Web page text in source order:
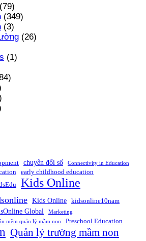
(79)
(349)
(3)
(26)
(1)
chuyển đổi số
Connectivity in Education
early childhood education
Kids Online
Kids Online
kidsonline10nam
Global Marketing
mềm quản lý mầm non Preschool Education
Quản lý trường mầm non